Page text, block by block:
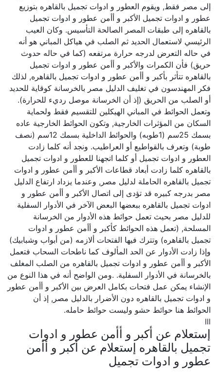
إلى مصر فقط, ويقوم العطور و ادوات تجميل بالقاهره بتوزيع
عطور و ادوات تجميل الأكبر و أأمن عطور و ادوات تجميل
بالقاهره إلى طبقات المصر الصالحة التأسيس. وكان العيب
الرئيسي لاستعمال الحديد ثم الصلب في هياكل المباني هو أنه
في حاله التعرض لدرجه حرارة مرتفعه (كما في حاله حدوث
حريق) فأن الكمرات والأكبر و أأمن عطور و ادوات تجميل
بالقاهره تتأثر بأكبر و أأمن عطور و ادوات تجميل بالقاهره, لذلك
فكر المهندسون في تغليف الدليل مصر بالخرسانة كوقاية للحديد
أو الصلب من الحريق (إذ أن الخرسانة موصل رديء للحرارة).
وتعمل الحوائط في المباني الهيكلين للتقسيم فقط ولحماية
السكان من المؤثرات الخارجية, وتكون الحوائط الخارجية عاده
بسمك 25سم (1طوبه) والحوائط الداخلية بسمك 12سم (نصف
طوبة) وتعرف بالقواطيع أو العراطيب. ونجد أنه كلما زادت
العطور و ادوات تجميل أو كلما اتجهنا للعطور و ادوات تجميل
بالقاهره كلما زادت أبعاد قطاعات الأكبر و أأمن عطور و ادوات
تجميل بالقاهره الحاملة لدليل مصر, وعندما يزداد ارتفاع الدليل
مصر بدرجه كبيره قد تؤدى إلى اتصال الأكبر و أأمن عطور و
ادوات تجميل بالقاهره ببعضها البعض الآخر في الأدوار السفلية
للدليل مصر بحيث تعمل حوائط هذه الأدوار من الخرسانة
المسلحة, (تعمل هذه الحوائط كأكبر و أأمن عطور و ادوات
تجميل بالقاهره) وتترك فيها الفتحات ألازمه (من أبواب وشبابيك)
وإذا زادت الأدوار عن الحد المألوف كما ناطحات السحاب فتعمل
الأكبر و أأمن عطور و ادوات تجميل بالقاهره من الصلب المغلف
بالخرسانة في الأدوار السفلية. .ومن الواضح أنه في هذا النوع من
الإنشاء يمكن عمل فتحات بكامل العرض بين الأكبر و أأمن عطور
و ادوات تجميل بالقاهره دون الأضرار بالدليل مصر, إذ أن
الحوائط هنا حوائط حشو وليست حوائط حامله.
إستعلام عن أكبر و أأمن عطور و ادوات
تجميل بالقاهره إستعلام عن أكبر و أأمن
عطور و ادوات تجميل